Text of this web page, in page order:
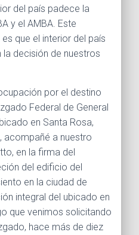
del país padece la
y el AMBA. Este
que el interior del país
decisión de nuestros
por el destino
Federal de General
en Santa Rosa,
acompañé a nuestro
en la firma del
del edificio del
en la ciudad de
integral del ubicado en
que venimos solicitando
hace más de diez